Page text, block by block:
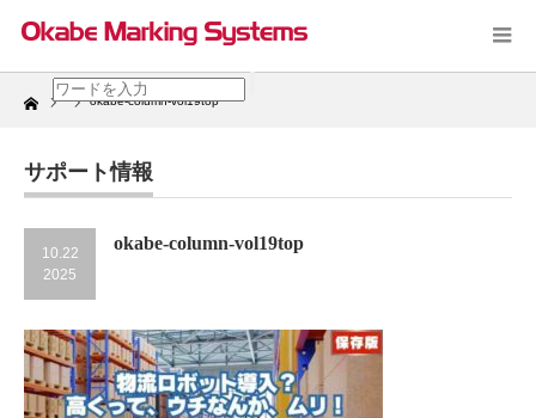
Home okabe-column-vol19top
サポート情報
10.22
2025
okabe-column-vol19top